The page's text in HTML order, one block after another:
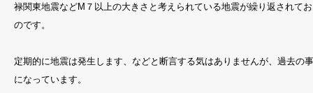
禄関東地震などM７以上の大きさと考えられている地震が繰り返されて
のです。
定期的に地震は発生します、などと断言する気はありませんが、過去の
になっています。